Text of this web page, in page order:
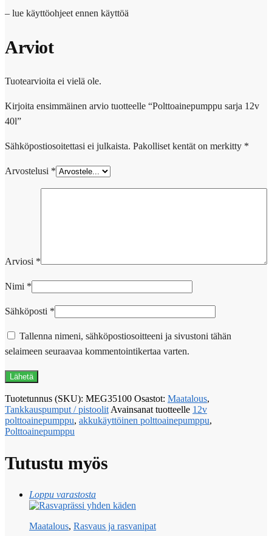
– lue käyttöohjeet ennen käyttöä
Arviot
Tuotearvioita ei vielä ole.
Kirjoita ensimmäinen arvio tuotteelle “Polttoainepumppu sarja 12v
40l”
Sähköpostiosoitettasi ei julkaista. Pakolliset kentät on merkitty *
Arvostelusi *
Arviosi *
Nimi *
Sähköposti *
Tallenna nimeni, sähköpostiosoitteeni ja sivustoni tähän
selaimeen seuraavaa kommentointikertaa varten.
Tuotetunnus (SKU): MEG35100 Osastot: Maatalous,
Tankkauspumput / pistoolit Avainsanat tuotteelle 12v
polttoainepumppu, akkukäyttöinen polttoainepumppu,
Polttoainepumppu
Tutustu myös
Loppu varastosta
Maatalous, Rasvaus ja rasvanipat